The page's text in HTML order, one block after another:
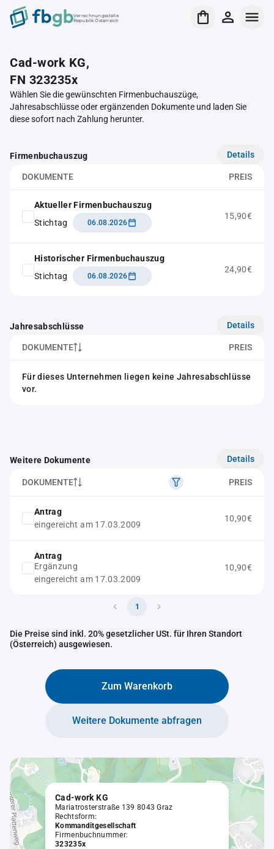
Verrechnungsstelle
Republik Österreich
Cad-work KG,
FN 323235x
Wählen Sie die gewünschten Firmenbuchauszüge,
Jahresabschlüsse oder ergänzenden Dokumente und laden Sie
diese sofort nach Zahlung herunter.
Firmenbuchauszug Details
DOKUMENTE PREIS
Aktueller Firmenbuchauszug
Stichtag
06.08.2026
15,90€
Historischer Firmenbuchauszug
Stichtag
06.08.2026
24,90€
Jahresabschlüsse Details
DOKUMENTE PREIS
Für dieses Unternehmen liegen keine Jahresabschlüsse
vor.
Weitere Dokumente Details
DOKUMENTE PREIS
Antrag
eingereicht am 17.03.2009
10,90€
Antrag
Ergänzung
eingereicht am 17.03.2009
10,90€
1
Die Preise sind inkl. 20% gesetzlicher USt. für Ihren Standort
(Österreich) ausgewiesen.
Zum Warenkorb
Weitere Dokumente abfragen
Cad-work KG
Mariatrosterstraße 139 8043 Graz
Rechtsform:
Kommanditgesellschaft
Firmenbuchnummer:
323235x